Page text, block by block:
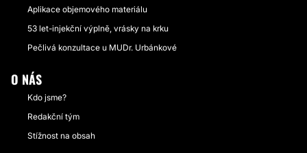
Aplikace objemového materiálu
53 let-injekční výplně, vrásky na krku
Pečlivá konzultace u MUDr. Urbánkové
O NÁS
Kdo jsme?
Redakční tým
Stížnost na obsah